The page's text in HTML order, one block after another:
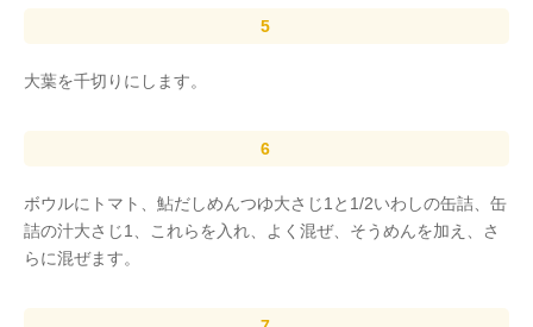
大葉を千切りにします。
ボウルにトマト、鮎だしめんつゆ大さじ1と1/2いわしの缶詰、缶
詰の汁大さじ1、これらを入れ、よく混ぜ、そうめんを加え、さ
らに混ぜます。